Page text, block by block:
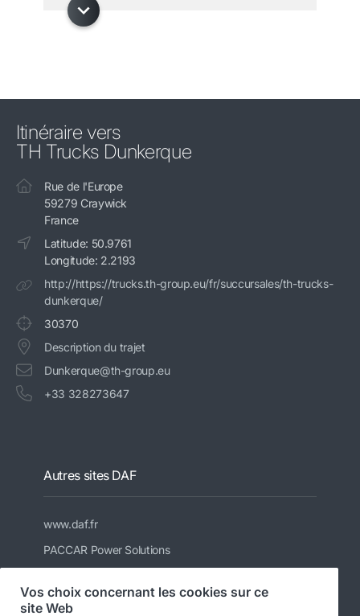
Itinéraire vers
TH Trucks Dunkerque
Rue de l'Europe
59279 Craywick
France
Latitude: 50.9761
Longitude: 2.2193
http://https://trucks.th-group.eu/fr/succursales/th-trucks-
dunkerque/
30370
Description du trajet
Dunkerque@th-group.eu
+33 328273647
Autres sites DAF
www.daf.fr
PACCAR Power Solutions
Véhicules d'occasion DAF
Vos choix concernant les cookies sur ce
site Web